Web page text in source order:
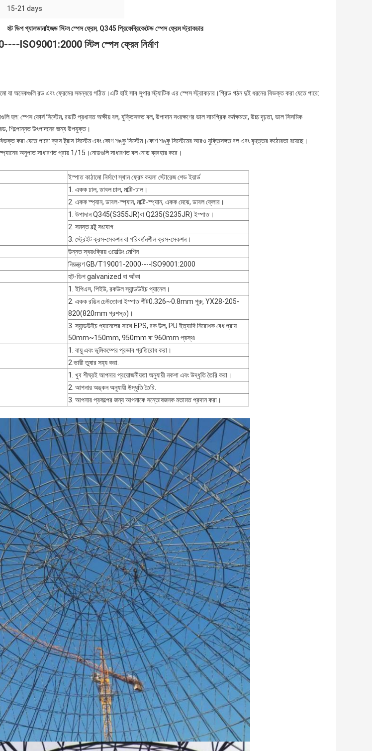
15-21 days
হট ডিপ গ্যালভানাইজড স্টিল স্পেস ফ্রেম, Q345 প্রিফেব্রিকেটেড স্পেস ফ্রেম স্ট্রাকচার
ISO9001:2000 স্টিল স্পেস ফ্রেম নির্মাণ
যা অনেকগুলি রড এবং ফ্রেমের সমন্বয়ে গঠিত।এটি হাই সাব সুপার স্ট্যাটিক এর স্পেস স্ট্রাকচার।গ্রিড গঠন দুই ধরনের বিভক্ত করা যেতে পারে:
হল: স্পেস ফোর্স সিস্টেম, রডটি প্রধানত অক্ষীয় বল, যুক্তিসঙ্গত বল, উপাদান সংরক্ষণের ভাল সামগ্রিক কর্মক্ষমতা, উচ্চ দৃঢ়তা, ভাল সিসমিক
শিল্পোন্নত উৎপাদনের জন্য উপযুক্ত।
করা যেতে পারে: ক্রস ট্রাস সিস্টেম এবং কোণ শঙ্কু সিস্টেম।কোণ শঙ্কু সিস্টেমের আরও যুক্তিসঙ্গত বল এবং বৃহত্তর কঠোরতা রয়েছে।
অনুপাত সাধারণত প্রায় 1/15।নোডগুলি সাধারণত বল নোড ব্যবহার করে।
ইস্পাত কাঠামো নির্মাণে স্থান ফ্রেম কয়লা স্টোরেজ শেড ইয়ার্ড
1. একক ঢাল, ডাবল ঢাল, মাল্টি-ঢাল।
2. একক স্প্যান, ডাবল-স্প্যান, মাল্টি-স্প্যান, একক মেঝে, ডাবল ফ্লোর।
1. উপাদান Q345(S355JR)বা Q235(S235JR) ইস্পাত।
2. সমস্ত বল্টু সংযোগ.
3. স্ট্রেইট ক্রস-সেকশন বা পরিবর্তনশীল ক্রস-সেকশন।
উন্নত স্বয়ংক্রিয় ওয়েল্ডিং মেশিন
নিয়ন্ত্রণ GB/T19001-2000----ISO9001:2000
হট-ডিপ galvanized বা আঁকা
1. ইপিএস, পিইউ, রকউল স্যান্ডউইচ প্যানেল।
2. একক রঙিন ঢেউতোলা ইস্পাত শীট0.326~0.8mm পুরু, YX28-205-
820(820mm প্রশস্ত)।
3. স্যান্ডউইচ প্যানেলের সাথে EPS, রক উল, PU ইত্যাদি নিরোধক বেধ প্রায়
50mm~150mm, 950mm বা 960mm প্রস্থ৷
1. বায়ু এবং ভূমিকম্পের প্রভাব প্রতিরোধ করা।
2.ভারী তুষার সহ্য করা.
1. খুব শীঘ্রই আপনার প্রয়োজনীয়তা অনুযায়ী নকশা এবং উদ্ধৃতি তৈরি করা।
2. আপনার অঙ্কন অনুযায়ী উদ্ধৃতি তৈরি.
3. আপনার প্রকল্পের জন্য আপনাকে সন্তোষজনক মতামত প্রদান করা।